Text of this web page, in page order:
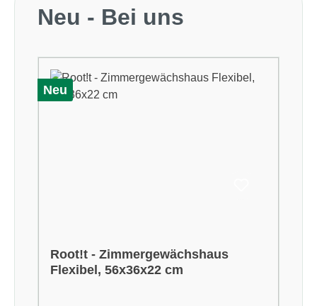
Produktgalerie überspringen
Neu - Bei uns
Neu
Root!t - Zimmergewächshaus
Flexibel, 56x36x22 cm